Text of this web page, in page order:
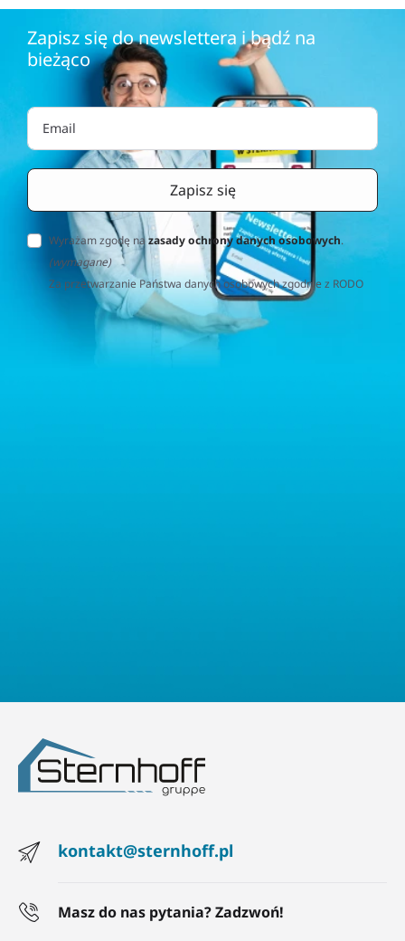
Zapisz się do newslettera i bądź na
bieżąco
Wyrażam zgodę nazasady ochrony danych osobowych.
(wymagane)
Za przetwarzanie Państwa danych osobowych zgodnie z RODO
(Rozporządzenie o Ochronie Danych Osobowych) odpowiedzialna
jest firma Home&Decor Sp. z o.o., Instalatorów 17/108, 02-237
Warszawa, Polska, NIP: PL5223059837 („Administrator”). W
kontakt@sternhoff.pl
Masz do nas pytania? Zadzwoń!